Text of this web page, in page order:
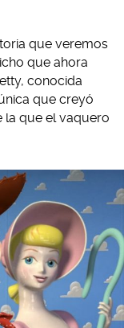
que veremos
que ahora
conocida
que creyó
la que el vaquero